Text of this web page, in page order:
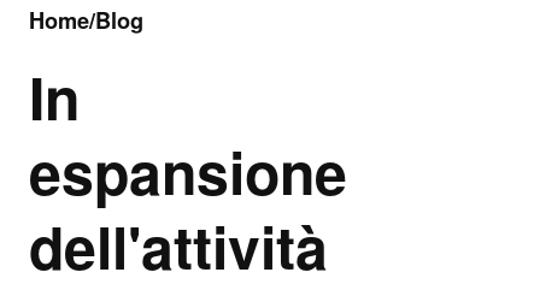
Home/Blog
In
espansione
dell'attività